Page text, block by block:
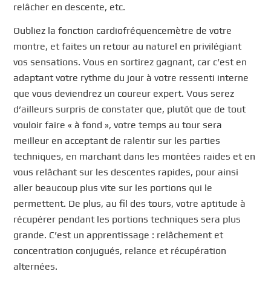
relâcher en descente, etc.
Oubliez la fonction cardiofréquencemètre de votre
montre, et faites un retour au naturel en privilégiant
vos sensations. Vous en sortirez gagnant, car c’est en
adaptant votre rythme du jour à votre ressenti interne
que vous deviendrez un coureur expert. Vous serez
d’ailleurs surpris de constater que, plutôt que de tout
vouloir faire « à fond », votre temps au tour sera
meilleur en acceptant de ralentir sur les parties
techniques, en marchant dans les montées raides et en
vous relâchant sur les descentes rapides, pour ainsi
aller beaucoup plus vite sur les portions qui le
permettent. De plus, au fil des tours, votre aptitude à
récupérer pendant les portions techniques sera plus
grande. C’est un apprentissage : relâchement et
concentration conjugués, relance et récupération
alternées.